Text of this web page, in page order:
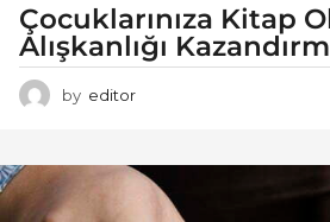
Çocuklarınıza Kitap
Alışkanlığı
by editor